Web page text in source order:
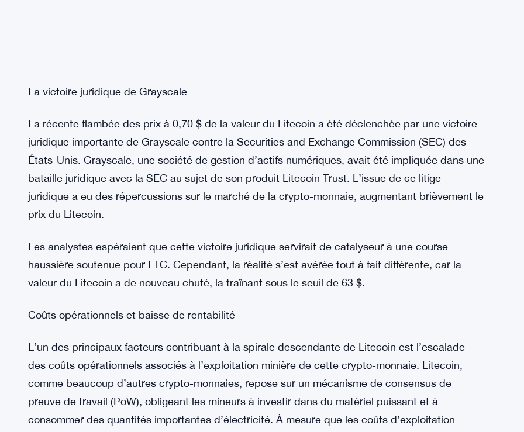
La victoire juridique de Grayscale
La récente flambée des prix à 0,70 $ de la valeur du Litecoin a été déclenchée par une victoire
juridique importante de Grayscale contre la Securities and Exchange Commission (SEC) des
États-Unis. Grayscale, une société de gestion d’actifs numériques, avait été impliquée dans une
juridique a eu des répercussions sur le marché de la crypto-monnaie, augmentant brièvement le
Les analystes espéraient que cette victoire juridique servirait de catalyseur à une course
haussière soutenue pour LTC. Cependant, la réalité s’est avérée tout à fait différente, car la
valeur du Litecoin a de nouveau chuté, la traînant sous le seuil de 63 $.